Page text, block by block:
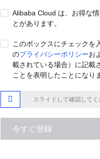
Alibaba Cloud は、お得な
とがあります。
このボックスにチェックを
のプライバシーポリシーお
載されている場合）に記載
ことを表明したことになり
 スライドして確認してく
今すぐ登録